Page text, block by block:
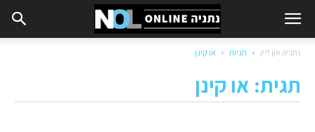
נתניה און ליין תגיות או קינן
תגית: או קינן